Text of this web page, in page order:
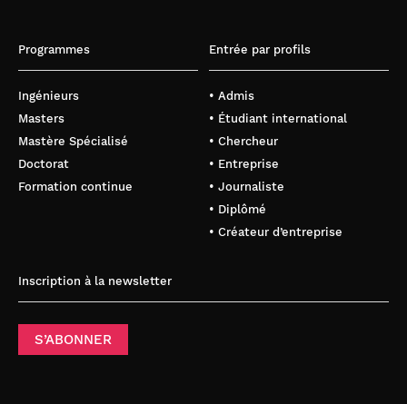
Programmes
Ingénieurs
Masters
Mastère Spécialisé
Doctorat
Formation continue
Entrée par profils
• Admis
• Étudiant international
• Chercheur
• Entreprise
• Journaliste
• Diplômé
• Créateur d’entreprise
Inscription à la newsletter
S’ABONNER